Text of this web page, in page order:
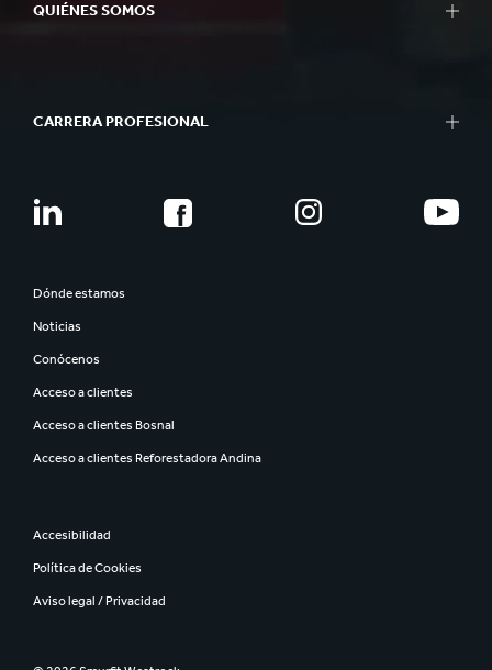
QUIÉNES SOMOS
CARRERA PROFESIONAL
Dónde estamos
Noticias
Conócenos
Acceso a clientes
Acceso a clientes Bosnal
Acceso a clientes Reforestadora Andina
Accesibilidad
Política de Cookies
Aviso legal / Privacidad